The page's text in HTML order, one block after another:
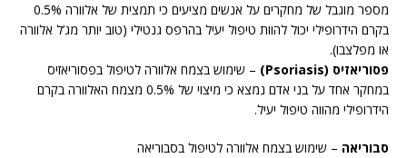
מספר מוגבל של מחקרים על אנשים מציעים כי תמצית של אלוורה 0.5%
בקרם הידרופילי יכול להוות טיפול יעיל בהרפס גנטילי (טוב יותר מג’ל אלוורה
או מפלצבו).
פסוריאזיס (Psoriasis)
– שימוש בצמח אלוורה לטיפול בפסוריאזיס
במחקר אחד על בני אדם נמצא כי מיצוי של 0.5% מצמח האלוורה בקרם
הידרופילי מהווה טיפול יעיל.
סבוריאה – שימוש בצמח אלוורה לטיפול בסבוריאה